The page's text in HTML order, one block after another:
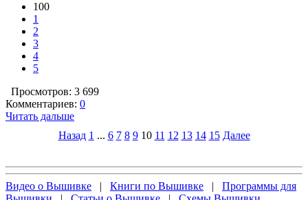
100
1
2
3
4
5
Просмотров: 3 699
Комментариев: 0
Читать дальше
Назад 1 ... 6 7 8 9 10 11 12 13 14 15 Далее
Видео о Вышивке | Книги по Вышивке | Программы для